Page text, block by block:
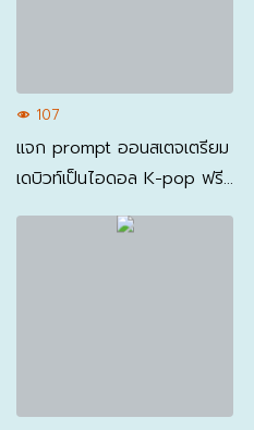
107
แจก prompt ออนสเตจเตรียม
เดบิวท์เป็นไอดอล K-pop ฟรี